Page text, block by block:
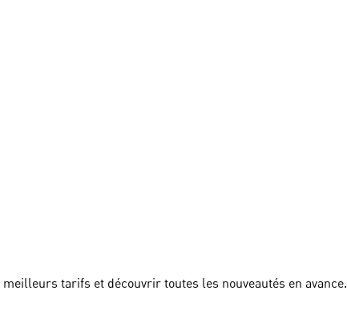
tarifs et découvrir toutes les nouveautés en avance.